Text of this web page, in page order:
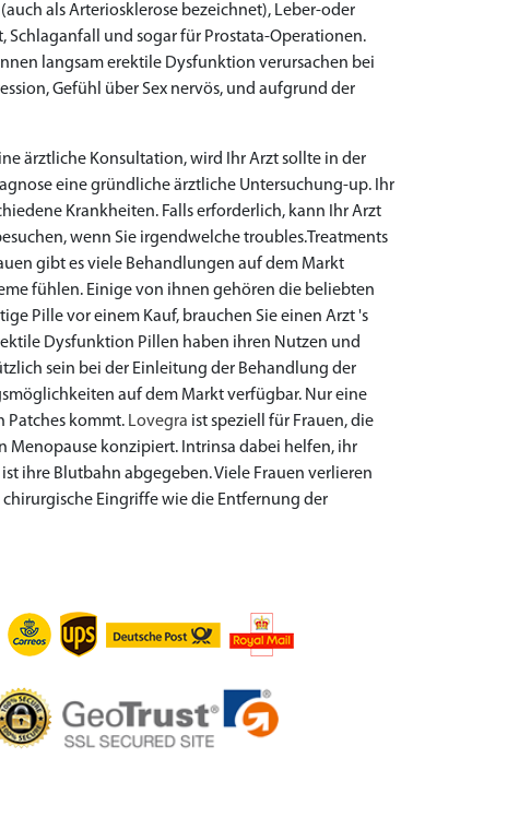
als Arteriosklerose bezeichnet), Leber-oder
Schlaganfall und sogar für Prostata-Operationen.
langsam erektile Dysfunktion verursachen bei
Gefühl über Sex nervös, und aufgrund der
ärztliche Konsultation, wird Ihr Arzt sollte in der
eine gründliche ärztliche Untersuchung-up. Ihr
Krankheiten. Falls erforderlich, kann Ihr Arzt
wenn Sie irgendwelche troubles.Treatments
gibt es viele Behandlungen auf dem Markt
fühlen. Einige von ihnen gehören die beliebten
Pille vor einem Kauf, brauchen Sie einen Arzt 's
Dysfunktion Pillen haben ihren Nutzen und
sein bei der Einleitung der Behandlung der
auf dem Markt verfügbar. Nur eine
Patches kommt. Lovegra ist speziell für Frauen, die
konzipiert. Intrinsa dabei helfen, ihr
ihre Blutbahn abgegeben. Viele Frauen verlieren
Eingriffe wie die Entfernung der